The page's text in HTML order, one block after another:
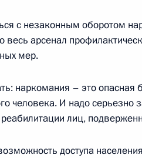
отчет о совещании с
суббота
конференция с
с незаконным оборотом
весь арсенал
мер.
наркомания – это опасная
человека. И надо серьезно
лиц,
доступа